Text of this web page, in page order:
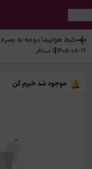
بلیط هواپیمادوحه به بصره
1405-05-19
|
1 مسافر
موجود شد خبرم کن